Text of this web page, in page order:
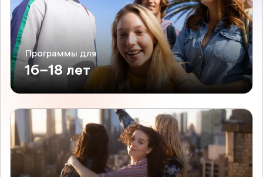
Программы для
16–18 лет